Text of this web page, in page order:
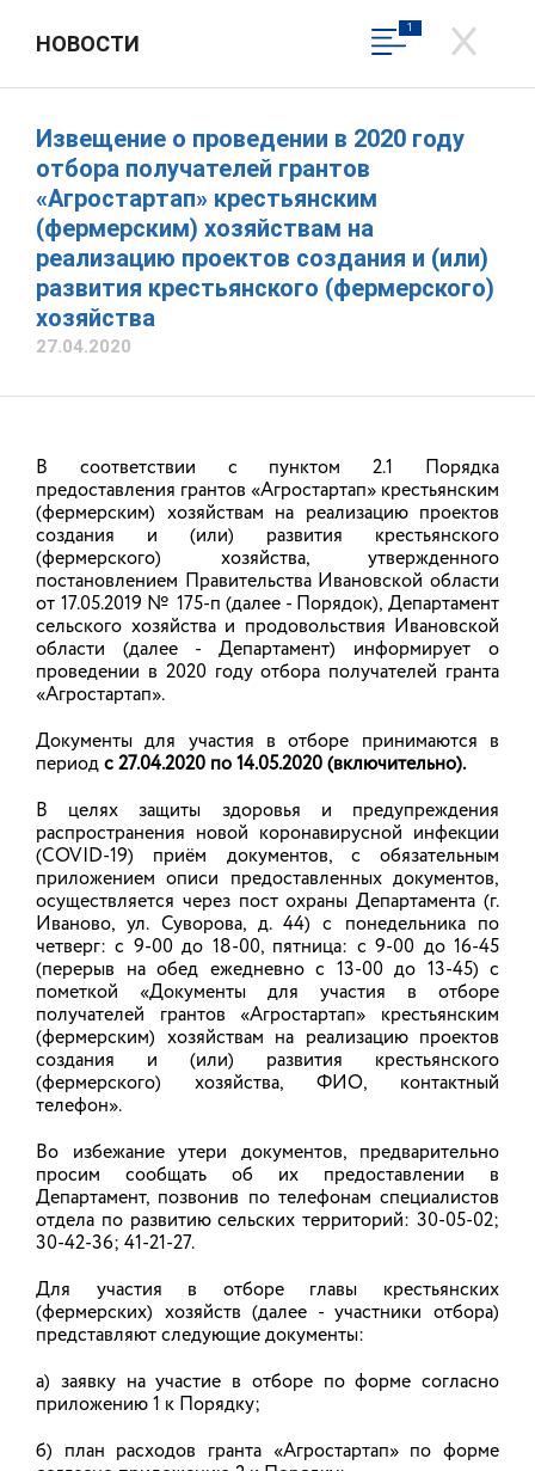
ДЕПАРТАМЕНТ СЕЛЬСКОГО
ИВАНОВСКОЙ ОБЛАСТИ
Официальный сайт
Вход в личный кабинет
Общественная приемная
НОВОСТИ
АНОНСЫ
Состоялось очередное собрание
Ассоциации
11 декабря 2015 года член Правительства
Ивановской области – директор Департамента
сельского хозяйства и продовольствия
Ивановской области Евгений Астафьев принял
участие в выездном собрании членов
Агропромышленной Ассоциации Ивановской
области, которое прошло на базе Савинского
муниципального района.
11.12.2015
Подведены итоги областного
конкурса на звание «Лучший
государственный гражданский
служащий-2015»!
Ведущий консультант отдела по развитию
хозяйства и продовольствия Ивановской области
Иван Голицын признан лауреатом конкурса III
степени в номинации «Аналитик».
10.12.2015
Ознакомились с производством
НОВОСТИ
1
Извещение о проведении в 2020 году
отбора получателей грантов
«Агростартап» крестьянским
(фермерским) хозяйствам на
реализацию проектов создания и (или)
развития крестьянского (фермерского)
хозяйства
27.04.2020
В соответствии с пунктом 2.1 Порядка
предоставления грантов «Агростартап» крестьянским
(фермерским) хозяйствам на реализацию проектов
создания и (или) развития крестьянского
(фермерского) хозяйства, утвержденного
постановлением Правительства Ивановской области
от 17.05.2019 № 175-п (далее - Порядок), Департамент
сельского хозяйства и продовольствия Ивановской
области (далее - Департамент) информирует о
проведении в 2020 году отбора получателей гранта
«Агростартап».
Документы для участия в отборе принимаются в
периодс 27.04.2020 по 14.05.2020 (включительно).
В целях защиты здоровья и предупреждения
распространения новой коронавирусной инфекции
(COVID-19) приём документов, с обязательным
приложением описи предоставленных документов,
осуществляется через пост охраны Департамента (г.
Иваново, ул. Суворова, д. 44) с понедельника по
четверг: с 9-00 до 18-00, пятница: с 9-00 до 16-45
(перерыв на обед ежедневно с 13-00 до 13-45) с
пометкой «Документы для участия в отборе
получателей грантов «Агростартап» крестьянским
(фермерским) хозяйствам на реализацию проектов
создания и (или) развития крестьянского
(фермерского) хозяйства, ФИО, контактный
телефон».
Во избежание утери документов, предварительно
просим сообщать об их предоставлении в
Департамент, позвонив по телефонам специалистов
отдела по развитию сельских территорий: 30-05-02;
30-42-36; 41-21-27.
Для участия в отборе главы крестьянских
(фермерских) хозяйств (далее - участники отбора)
представляют следующие документы:
а) заявку на участие в отборе по форме согласно
приложению 1 к Порядку;
б) план расходов гранта «Агростартап» по форме